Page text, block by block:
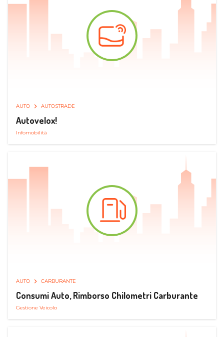
AUTO AUTOSTRADE
Autovelox!
Infomobilità
AUTO CARBURANTE
Consumi Auto, Rimborso Chilometri Carburante
Gestione Veicolo